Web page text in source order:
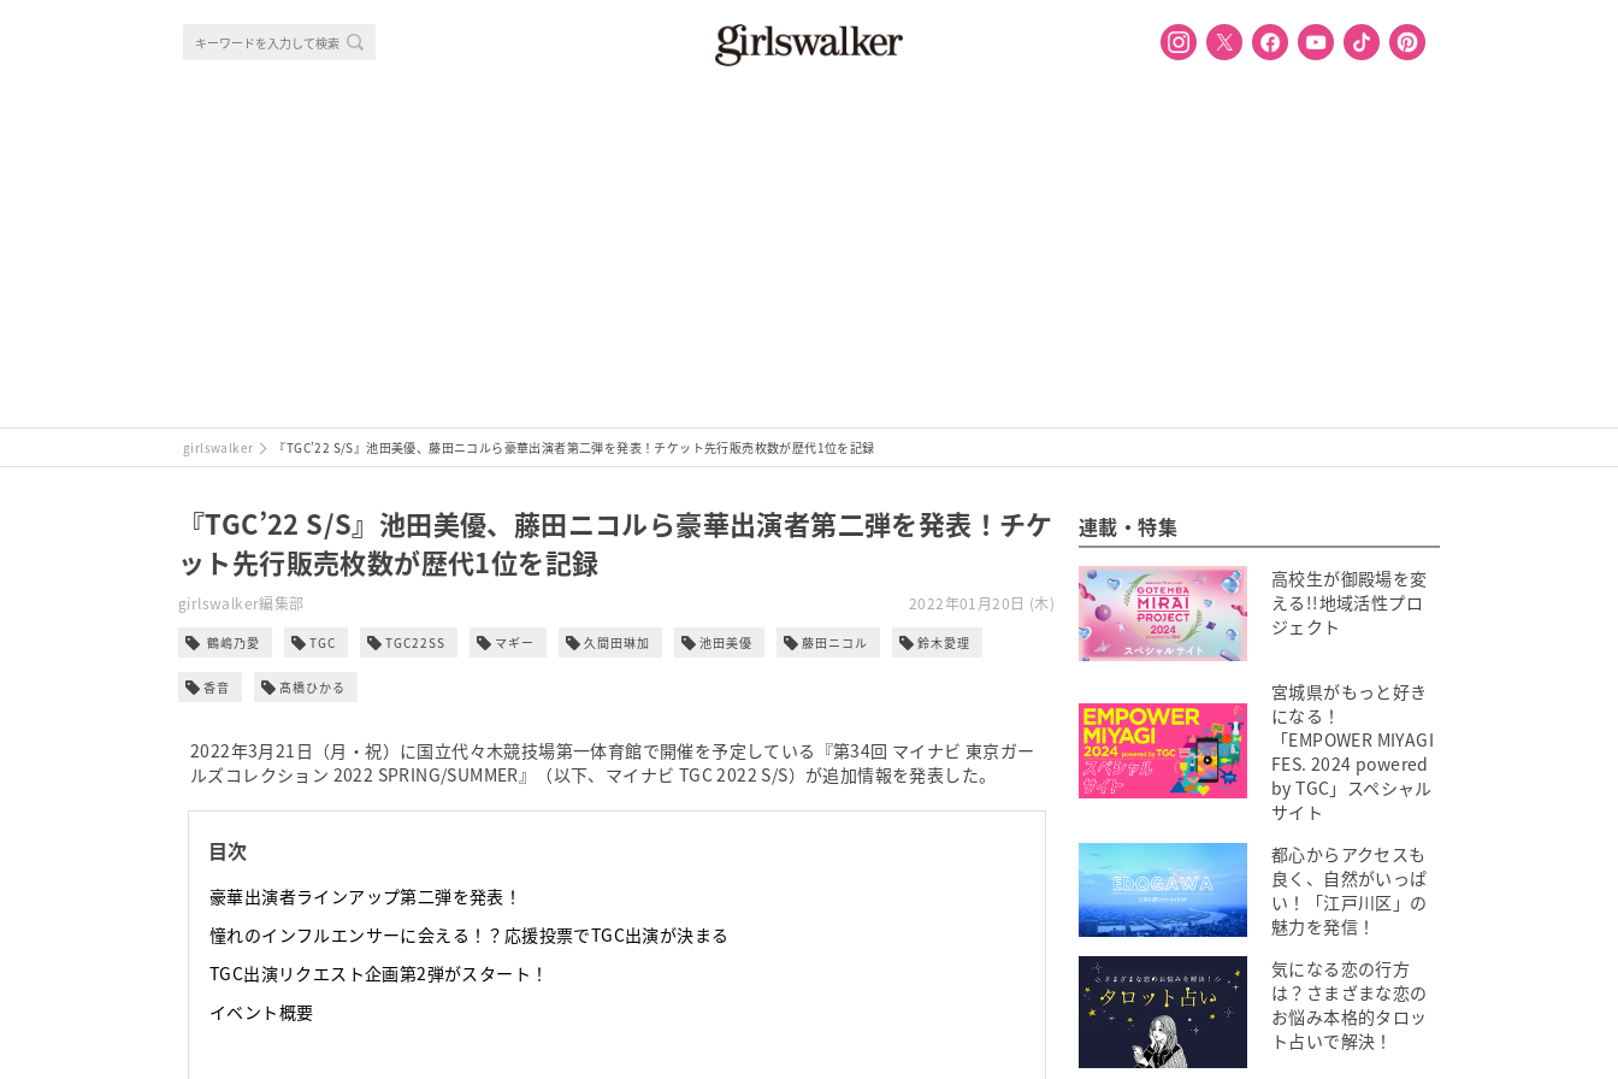
girlswalker 『TGC’22 S/S』池田美優、藤田ニコルら豪華出演者第二弾を発表！チケット先行販売枚数が歴代1位を記録
『TGC’22 S/S』池田美優、藤田ニコルら豪華出演者第二弾を発表！チケ
ット先行販売枚数が歴代1位を記録
girlswalker編集部 2022年01月20日 (木)
鶴嶋乃愛 TGC TGC22SS マギー 久間田琳加 池田美優 藤田ニコル 鈴木愛理
香音 髙橋ひかる
2022年3月21日（月・祝）に国立代々木競技場第一体育館で開催を予定している『第34回 マイナビ 東京ガー
ルズコレクション 2022 SPRING/SUMMER』（以下、マイナビ TGC 2022 S/S）が追加情報を発表した。
目次
豪華出演者ラインアップ第二弾を発表！
憧れのインフルエンサーに会える！？応援投票でTGC出演が決まる
TGC出演リクエスト企画第2弾がスタート！
イベント概要
連載・特集
高校生が御殿場を変
える!!地域活性プロ
ジェクト
宮城県がもっと好き
になる！
「EMPOWER MIYAGI
FES. 2024 powered
by TGC」スペシャル
サイト
都心からアクセスも
良く、自然がいっぱ
い！「江戸川区」の
魅力を発信！
気になる恋の行方
は？さまざまな恋の
お悩み本格的タロッ
ト占いで解決！